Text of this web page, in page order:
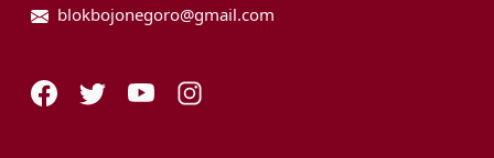
blokbojonegoro@gmail.com